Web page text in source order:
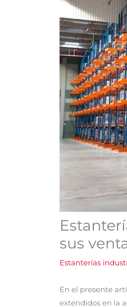
sus
Estanterías
En el presente
extendidos en la